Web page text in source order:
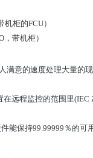
柜的FCU）
带机柜）
满意的速度处理大量的
远程监控的范围里(IEC
能保持99.99999％的可